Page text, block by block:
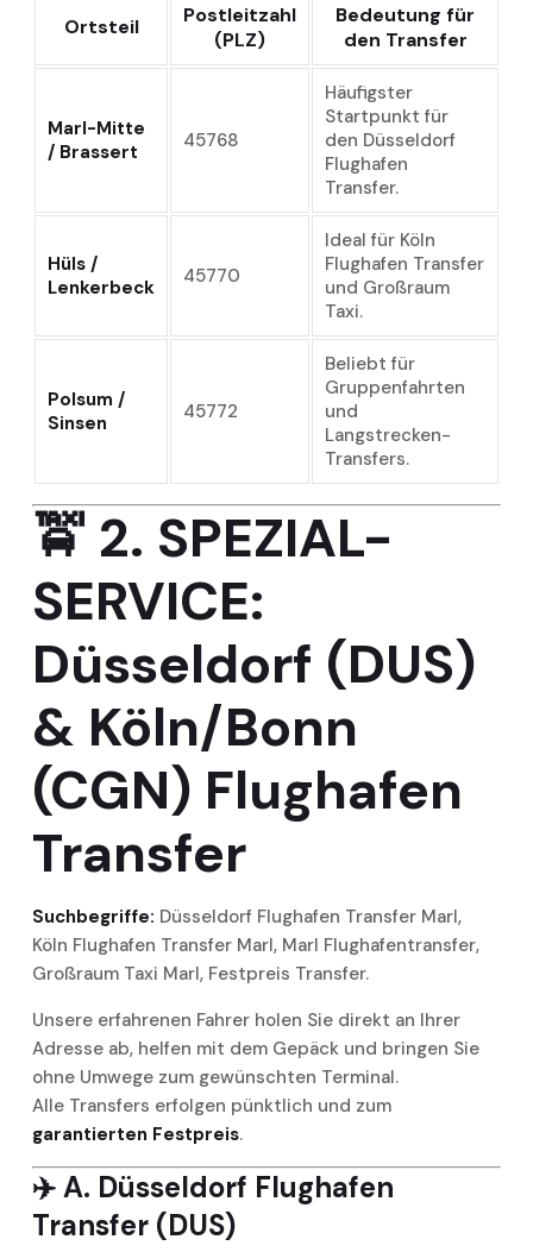
Ortsteil
Postleitzahl
(PLZ)
Bedeutung für
den Transfer
Marl-Mitte
/ Brassert
45768
Häufigster
Startpunkt für
den Düsseldorf
Flughafen
Transfer.
Hüls /
Lenkerbeck
45770
Ideal für Köln
Flughafen Transfer
und Großraum
Taxi.
Polsum /
Sinsen
45772
Beliebt für
Gruppenfahrten
und
Langstrecken-
Transfers.
🚖 2. SPEZIAL-
SERVICE:
Düsseldorf (DUS)
& Köln/Bonn
(CGN) Flughafen
Transfer
Suchbegriffe: Düsseldorf Flughafen Transfer Marl,
Köln Flughafen Transfer Marl, Marl Flughafentransfer,
Großraum Taxi Marl, Festpreis Transfer.
Unsere erfahrenen Fahrer holen Sie direkt an Ihrer
Adresse ab, helfen mit dem Gepäck und bringen Sie
ohne Umwege zum gewünschten Terminal.
Alle Transfers erfolgen pünktlich und zum
garantierten Festpreis.
✈️A. Düsseldorf Flughafen
Transfer (DUS)